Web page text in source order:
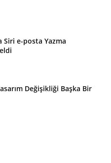
Siri e-posta Yazma
Değişikliği Başka Bir